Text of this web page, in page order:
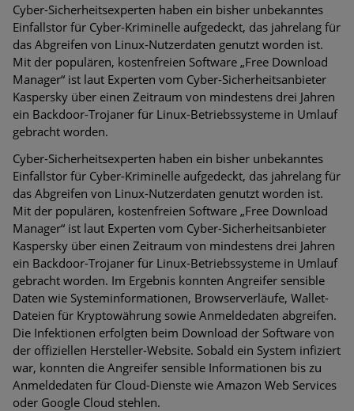
Amazon hat nun reagiert
Fake-Unternehmensprofile auf LinkedIn: Unternehmen und
Nutzer im Visier der Datendiebe
Cyber Experience Center in Augsburg
Cyber-Sicherheitsexperten haben ein bisher unbekanntes
Einfallstor für Cyber-Kriminelle aufgedeckt, das jahrelang für
das Abgreifen von Linux-Nutzerdaten genutzt worden ist.
Mit der populären, kostenfreien Software „Free Download
Manager“ ist laut Experten vom Cyber-Sicherheitsanbieter
Kaspersky über einen Zeitraum von mindestens drei Jahren
ein Backdoor-Trojaner für Linux-Betriebssysteme in Umlauf
gebracht worden.
Cyber-Sicherheitsexperten haben ein bisher unbekanntes
Einfallstor für Cyber-Kriminelle aufgedeckt, das jahrelang für
das Abgreifen von Linux-Nutzerdaten genutzt worden ist.
Mit der populären, kostenfreien Software „Free Download
Manager“ ist laut Experten vom Cyber-Sicherheitsanbieter
Kaspersky über einen Zeitraum von mindestens drei Jahren
ein Backdoor-Trojaner für Linux-Betriebssysteme in Umlauf
gebracht worden. Im Ergebnis konnten Angreifer sensible
Daten wie Systeminformationen, Browserverläufe, Wallet-
Dateien für Kryptowährung sowie Anmeldedaten abgreifen.
Die Infektionen erfolgten beim Download der Software von
der offiziellen Hersteller-Website. Sobald ein System infiziert
war, konnten die Angreifer sensible Informationen bis zu
Anmeldedaten für Cloud-Dienste wie Amazon Web Services
oder Google Cloud stehlen.